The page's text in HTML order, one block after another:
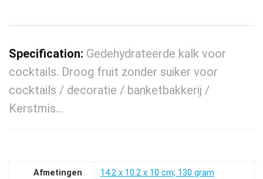
Specification: Gedehydrateerde kalk voor
cocktails. Droog fruit zonder suiker voor
cocktails / decoratie / banketbakkerij /
Kerstmis…
Afmetingen
‎14.2 x 10.2 x 10 cm; 130 gram